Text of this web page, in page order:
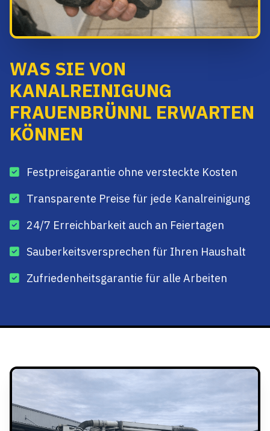
WAS SIE VON
KANALREINIGUNG
FRAUENBRÜNNL ERWARTEN
KÖNNEN
Festpreisgarantie ohne versteckte Kosten
Transparente Preise für jede Kanalreinigung
24/7 Erreichbarkeit auch an Feiertagen
Sauberkeitsversprechen für Ihren Haushalt
Zufriedenheitsgarantie für alle Arbeiten